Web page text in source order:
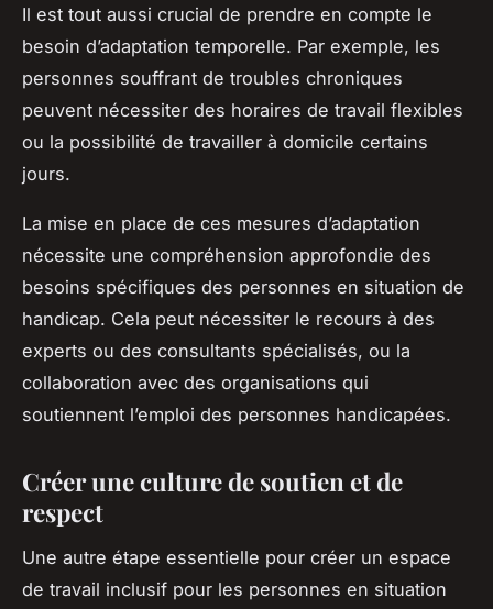
Il est tout aussi crucial de prendre en compte le
besoin d’adaptation temporelle. Par exemple, les
personnes souffrant de troubles chroniques
peuvent nécessiter des horaires de travail flexibles
ou la possibilité de travailler à domicile certains
jours.
La mise en place de ces mesures d’adaptation
nécessite une compréhension approfondie des
besoins spécifiques des personnes en situation de
handicap. Cela peut nécessiter le recours à des
experts ou des consultants spécialisés, ou la
collaboration avec des organisations qui
soutiennent l’emploi des personnes handicapées.
Créer une culture de soutien et de
respect
Une autre étape essentielle pour créer un espace
de travail inclusif pour les personnes en situation